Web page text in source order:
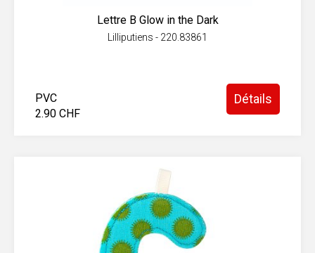
Lettre B Glow in the Dark
Lilliputiens - 220.83861
PVC
2.90 CHF
Détails